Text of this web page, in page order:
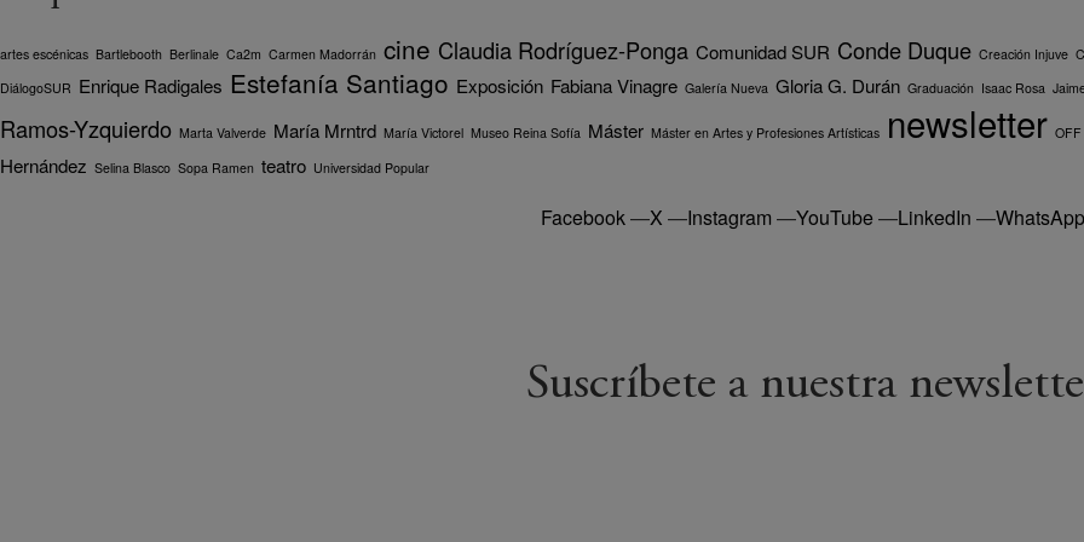
artes escénicas Bartlebooth Berlinale Ca2m Carmen Madorrán cine Claudia Rodríguez-Ponga Comunidad SUR Conde Duque Creación Injuve
DiálogoSUR Enrique Radigales Estefanía Santiago Exposición Fabiana Vinagre Galería Nueva Gloria G. Durán Graduación Isaac Rosa
Ramos-Yzquierdo Marta Valverde María Mrntrd María Victorel Museo Reina Sofía Máster Máster en Artes y Profesiones Artísticas newsletter
Hernández Selina Blasco Sopa Ramen teatro Universidad Popular
Facebook—X —Instagram —YouTube —LinkedIn —WhatsApp
Suscríbete a nuestra